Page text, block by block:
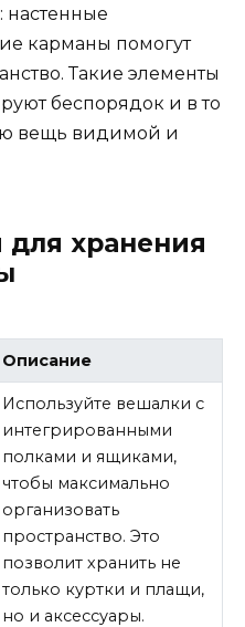
карманы помогут
Такие элементы
беспорядок и в то
вещь видимой и
хранения
Описание
Используйте вешалки с
интегрированными
полками и ящиками,
чтобы максимально
организовать
пространство. Это
позволит хранить не
только куртки и плащи,
но и аксессуары.